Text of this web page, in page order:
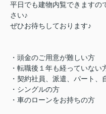
平日でも建物内覧できますの
さい♪
ぜひお待ちしております♪
・頭金のご用意が難しい方
・転職後１年も経っていない
・契約社員、派遣、パート、
・シングルの方
・車のローンをお持ちの